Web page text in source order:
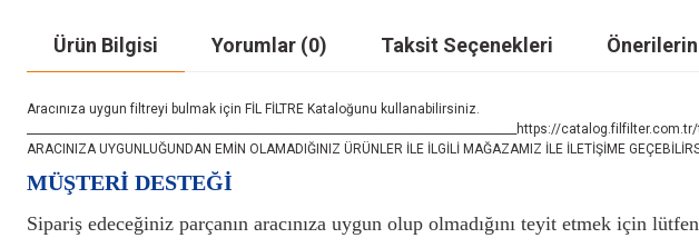
Ürün Bilgisi Yorumlar (0) Taksit Seçenekleri
Aracınıza uygun filtreyi bulmak için FİL FİLTRE Kataloğunu kullanabilirsiniz.
________________________________________________________________________________________https://catalog.filfilter.com.tr/tr/
ARACINIZA UYGUNLUĞUNDAN EMİN OLAMADIĞINIZ ÜRÜNLER İLE İLGİLİ MAĞAZAMIZ İLE İLETİŞİME
MÜŞTERİ DESTEĞİ
Sipariş edeceğiniz parçanın aracınıza uygun olup olmadığını teyit etmek için lütfen